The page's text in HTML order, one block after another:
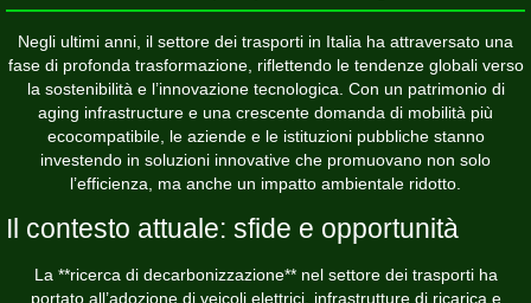
Negli ultimi anni, il settore dei trasporti in Italia ha attraversato una
fase di profonda trasformazione, riflettendo le tendenze globali verso
la sostenibilità e l’innovazione tecnologica. Con un patrimonio di
aging infrastructure e una crescente domanda di mobilità più
ecocompatibile, le aziende e le istituzioni pubbliche stanno
investendo in soluzioni innovative che promuovano non solo
l’efficienza, ma anche un impatto ambientale ridotto.
Il contesto attuale: sfide e opportunità
La **ricerca di decarbonizzazione** nel settore dei trasporti ha
portato all’adozione di veicoli elettrici, infrastrutture di ricarica e